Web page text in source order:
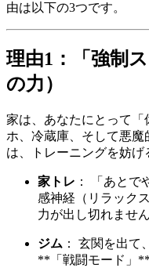
由は以下の3つです。
理由1：「強制
の力）
家は、あなたにとって
ホ、冷蔵庫、そして悪
は、トレーニングを妨げ
家トレ ： 「あとで
感神経（リラック
力が出し切れません
ジム ： 玄関を出
**「戦闘モード」